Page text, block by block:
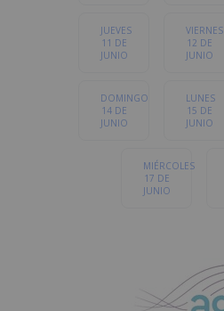
JUEVES
11 DE
JUNIO
VIERNES
12 DE
JUNIO
DOMINGO
14 DE
JUNIO
LUNES
15 DE
JUNIO
MIÉRCOLES
17 DE
JUNIO